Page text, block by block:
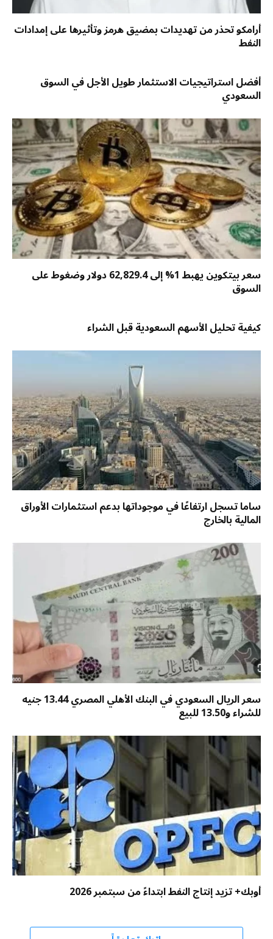
أرامكو تحذر من تهديدات بمضيق هرمز وتأثيرها على إمدادات
النفط
أفضل استراتيجيات الاستثمار طويل الأجل في السوق
السعودي
سعر بيتكوين يهبط 1% إلى 62,829.4 دولار وضغوط على
السوق
كيفية تحليل الأسهم السعودية قبل الشراء
ساما تسجل ارتفاعًا في موجوداتها بدعم استثمارات الأوراق
المالية بالخارج
سعر الريال السعودي في البنك الأهلي المصري 13.44 جنيه
للشراء و13.50 للبيع
أوبك+ تزيد إنتاج النفط ابتداءً من سبتمبر 2026